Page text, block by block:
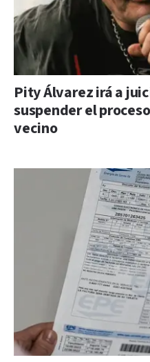
Pity Álvarez irá a
suspender el
vecino